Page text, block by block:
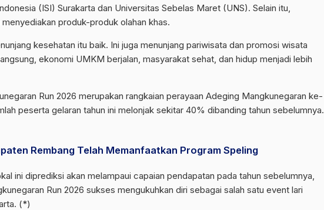
(ISI) Surakarta dan Universitas Sebelas Maret (UNS). Selain itu,
produk-produk olahan khas.
kesehatan itu baik. Ini juga menunjang pariwisata dan promosi wisata
ekonomi UMKM berjalan, masyarakat sehat, dan hidup menjadi lebih
Run 2026 merupakan rangkaian perayaan Adeging Mangkunegaran ke-
peserta gelaran tahun ini melonjak sekitar 40% dibanding tahun sebelumnya.
Rembang Telah Memanfaatkan Program Speling
ini diprediksi akan melampaui capaian pendapatan pada tahun sebelumnya,
Run 2026 sukses mengukuhkan diri sebagai salah satu event lari
(*)